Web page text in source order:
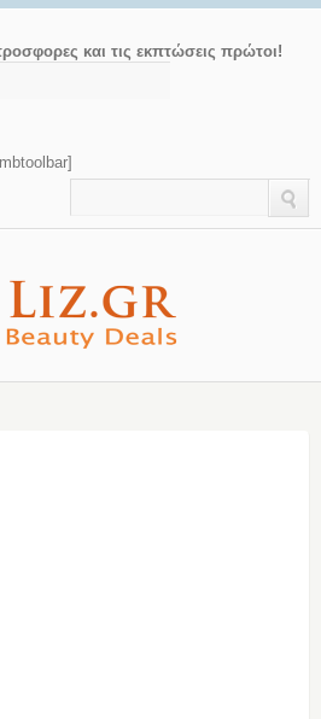
και τις εκπτώσεις πρώτοι!